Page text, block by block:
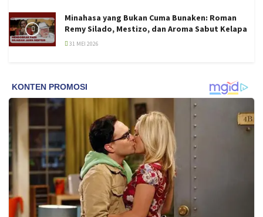
Minahasa yang Bukan Cuma Bunaken: Roman
Remy Silado, Mestizo, dan Aroma Sabut Kelapa
31 MEI 2026